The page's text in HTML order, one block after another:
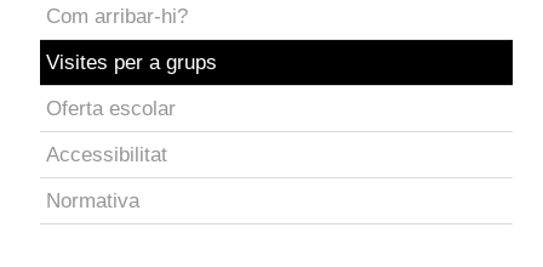
Com arribar-hi?
Visites per a grups
Oferta escolar
Accessibilitat
Normativa